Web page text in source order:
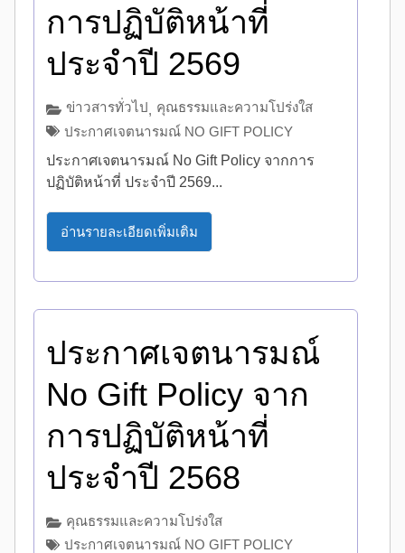
การปฏิบัติหน้าที่
ประจำปี 2569
ข่าวสารทั่วไป, คุณธรรมและความโปร่งใส
ประกาศเจตนารมณ์ NO GIFT POLICY
ประกาศเจตนารมณ์ No Gift Policy จากการ
ปฏิบัติหน้าที่ ประจำปี 2569...
อ่านรายละเอียดเพิ่มเติม
ประกาศเจตนารมณ์
No Gift Policy จาก
การปฏิบัติหน้าที่
ประจำปี 2568
คุณธรรมและความโปร่งใส
ประกาศเจตนารมณ์ NO GIFT POLICY